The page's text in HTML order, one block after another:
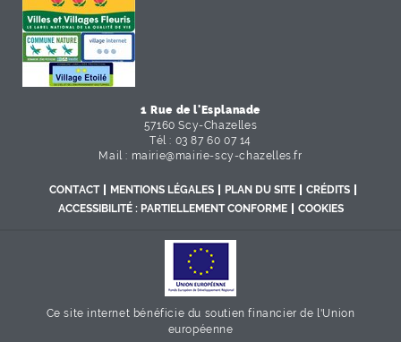
1 Rue de l'Esplanade
57160 Scy-Chazelles
Tél : 03 87 60 07 14
Mail : mairie@mairie-scy-chazelles.fr
CONTACT MENTIONS LÉGALES PLAN DU SITE
CRÉDITS
ACCESSIBILITÉ : PARTIELLEMENT CONFORME
COOKIES
Ce site internet bénéficie du soutien financier de l'Union
européenne